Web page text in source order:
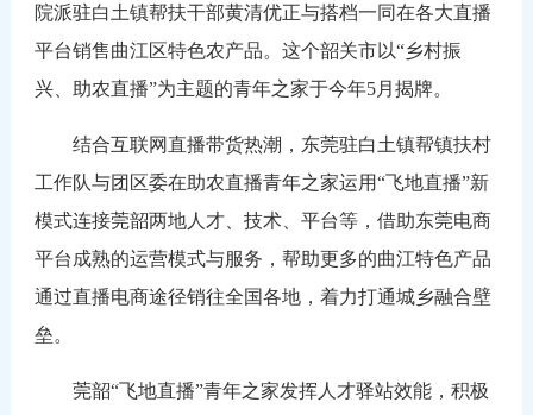
院派驻白土镇帮扶干部黄清优正与搭档一同在各大直播
平台销售曲江区特色农产品。这个韶关市以“乡村振
兴、助农直播”为主题的青年之家于今年5月揭牌。
结合互联网直播带货热潮，东莞驻白土镇帮镇扶村
工作队与团区委在助农直播青年之家运用“飞地直播”新
模式连接莞韶两地人才、技术、平台等，借助东莞电商
平台成熟的运营模式与服务，帮助更多的曲江特色产品
通过直播电商途径销往全国各地，着力打通城乡融合壁
垒。
莞韶“飞地直播”青年之家发挥人才驿站效能，积极